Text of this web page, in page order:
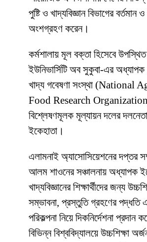
পুষ্টি ও খাদ্যবিজ্ঞান বিভাগের বর্তমান ও
অংশগ্রহণ করেন।
কর্মশালায় মূল বক্তা হিসেবে
ইউনিভার্সিটি অব সুকুবা-এর
খাদ্য গবেষণা সংস্থা (National
Food Research
বিশ্লেষণমূলক মূল্যায়ন দলের
ইকেহাতা।
এলামনাই অ্যাসোসিয়েশনের দপ্তর
আলম শাওনের সঞ্চালনায় অধ্যাপক
খাদ্যবিজ্ঞানের শিক্ষার্থীদের জন্য
সম্ভাবনা, প্রস্তুতি গ্রহণের পদ্ধতি
পরিকল্পনা নিয়ে দিকনির্দেশনা প্রদান
বিভিন্ন বিশ্ববিদ্যালয়ে উচ্চশিক্ষা